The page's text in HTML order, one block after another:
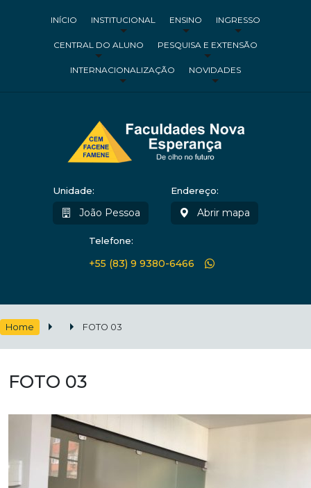
INÍCIO INSTITUCIONAL ENSINO INGRESSO
CENTRAL DO ALUNO PESQUISA E EXTENSÃO
INTERNACIONALIZAÇÃO NOVIDADES
Unidade:
João Pessoa
Endereço:
Abrir mapa
Telefone:
+55 (83) 9 9380-6466
Home FOTO 03
FOTO 03